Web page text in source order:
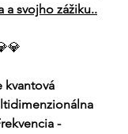
a svojho zážiku..
kvantová
-